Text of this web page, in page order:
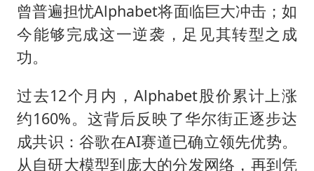
四川宜宾市高县发生4.9级地震
台湾海峡南口北上船舶实施交通管制
江苏发布台风蓝色预警
向鹏0-3不敌张本智和
今日立秋你咬秋了吗
曾普遍担忧Alphabet将面临巨大冲击；如
今能够完成这一逆袭，足见其转型之成
功。
过去12个月内，Alphabet股价累计上涨
约160%。这背后反映了华尔街正逐步达
成共识：谷歌在AI赛道已确立领先优势。
从自研大模型到庞大的分发网络，再到凭